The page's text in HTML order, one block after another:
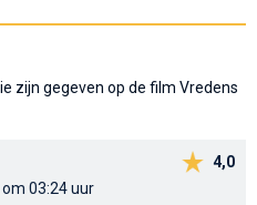
zijn gegeven op de film Vredens
4,0
03:24 uur